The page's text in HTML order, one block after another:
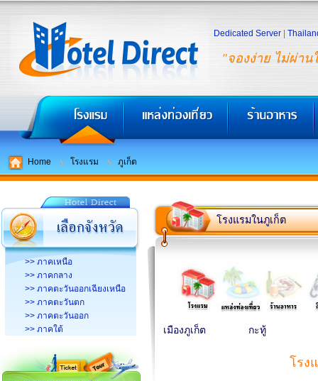
"จองง่าย ไม่ผ่าน
Dedicated Server
Home โรงแรม ภูเก็ต
>> ภาคเหนือ
>> ภาคกลาง
>> ภาคตะวันออกเฉียงเหนือ
>> ภาคตะวันตก
>> ภาคตะวันออก
>> ภาคใต้
โรงแรมในภูเก็ต
เมืองภูเก็ต กะทู้
โรง